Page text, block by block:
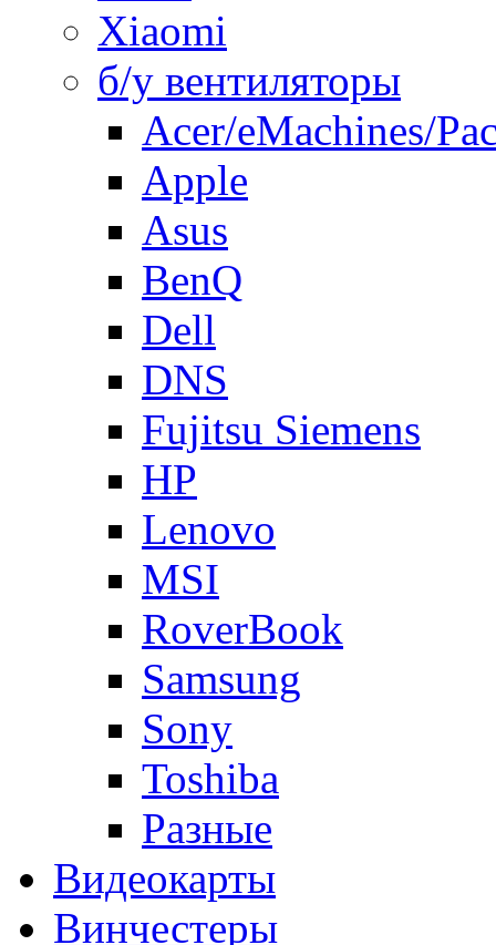
Xiaomi
б/у вентиляторы
Acer/eMachines/
Apple
Asus
BenQ
Dell
DNS
Fujitsu Siemens
HP
Lenovo
MSI
RoverBook
Samsung
Sony
Toshiba
Разные
Видеокарты
Винчестеры